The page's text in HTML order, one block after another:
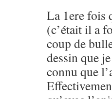
La 1ere fois
(c’était il a
coup de
dessin que
connu que